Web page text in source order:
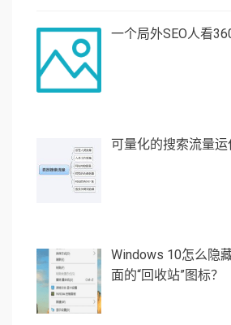
一个局外SEO人看
可量化的搜索流量运
Windows 10怎么隐
面的“回收站”图标？